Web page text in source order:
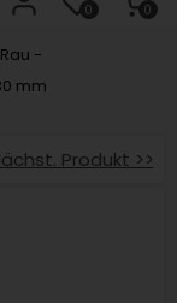
0
0
-
mm
Produkt >>